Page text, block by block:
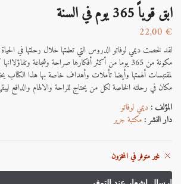
ابق قوياً 365 يوم في السنة
22,00 €
لقد لخصت ديمي لوفاتو الدروس التي تعلمتها خلال رحلتها في
مكونة من 365 يوما من أكثر أفكارها صراحة وشجاعة
لمقتبسات ألهمتها وأيضا تأملات وأهداف خاصة بها هذا
مكان في رحلته الخاصة لكل من يحتاج للراحة والالهام والدافع
المؤلف :ديمي لوفاتو
دار النشر :مكتبة جرير
غير متوفر في المخزون